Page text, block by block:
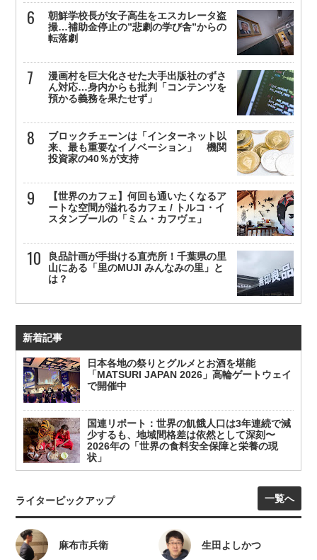
朝鮮学校長が女子高生をエスカレータ盗
撮…補助金停止の”悲劇の学び舎”からの
転落劇
漫画村を巨大化させた大手出版社のずさ
ん対応…身内からも批判「コンテンツを
預かる義務を果たせず」
ブロックチェーンは「インターネット以
来、最も重要なイノベーション」 機関
投資家の40％が支持
【世界のカフェ】何回も通いたくなるア
ートな空間が溢れるカフェ / トルコ・イ
スタンブールの「ミム・カフヴェ」
良品計画が手掛ける直売所！千葉県の里
山にある「里のMUJI みんなみの里」と
は？
新着記事
日本各地の祭りとグルメとお酒を堪能
「MATSURI JAPAN 2026」高輪ゲートウェイ
で開催中
国連リポート：世界の飢餓人口は3年連続で減
少するも、地域間格差は依然として深刻〜
2026年の「世界の食料安全保障と栄養の現
状」
ライターピックアップ 一覧へ
麻布市兵衛 生田よしかつ